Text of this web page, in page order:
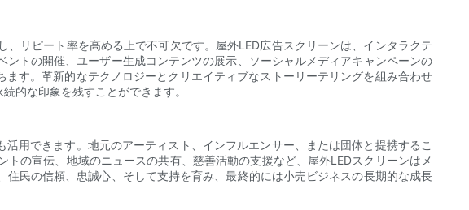
リピート率を高める上で不可欠です。屋外LED広告スクリーンは、インタラクテ
トの開催、ユーザー生成コンテンツの展示、ソーシャルメディアキャンペーンの
す。革新的なテクノロジーとクリエイティブなストーリーテリングを組み合わせ
的な印象を残すことができます。
用できます。地元のアーティスト、インフルエンサー、または団体と提携するこ
の宣伝、地域のニュースの共有、慈善活動の支援など、屋外LEDスクリーンはメ
民の信頼、忠誠心、そして支持を育み、最終的には小売ビジネスの長期的な成長